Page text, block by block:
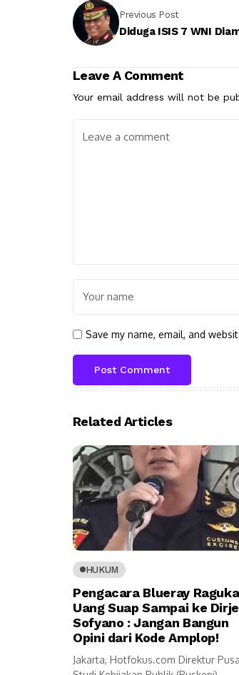
Previous Post
Diduga ISIS 7 WNI
Leave A Comment
Your email address will not be
Save my name, email, and
Related Articles
HUKUM
Pengacara Blueray
Uang Suap Sampai ke
Sofyano : Jangan Bangun
Opini dari Kode Amplop!
Jakarta, Hotfokus.com Direktur